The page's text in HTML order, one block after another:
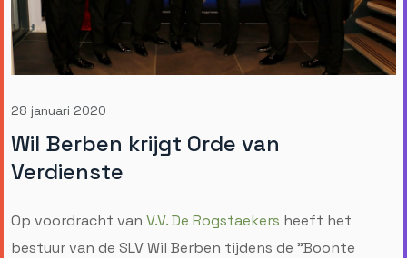
28 januari 2020
Wil Berben krijgt Orde van
Verdienste
Op voordracht van V.V. De Rogstaekers heeft het
bestuur van de SLV Wil Berben tijdens de "Boonte